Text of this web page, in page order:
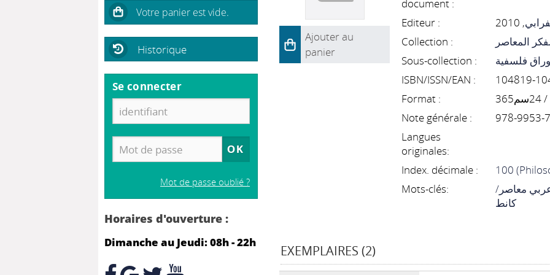
Ajouter au
panier
document :
Editeur :
, 2010
Collection :
المعاصر
Sous-collection :
فلسفية
ISBN/ISSN/EAN :
Format :
Note générale :
978-9953-
Langues
originales:
Index. décimale :
100
Mots-clés:
عربي معاصر/
كانط
EXEMPLAIRES (2)
Historique
Se connecter
Mot de passe oublié ?
Horaires d'ouverture :
Dimanche au Jeudi: 08h - 22h